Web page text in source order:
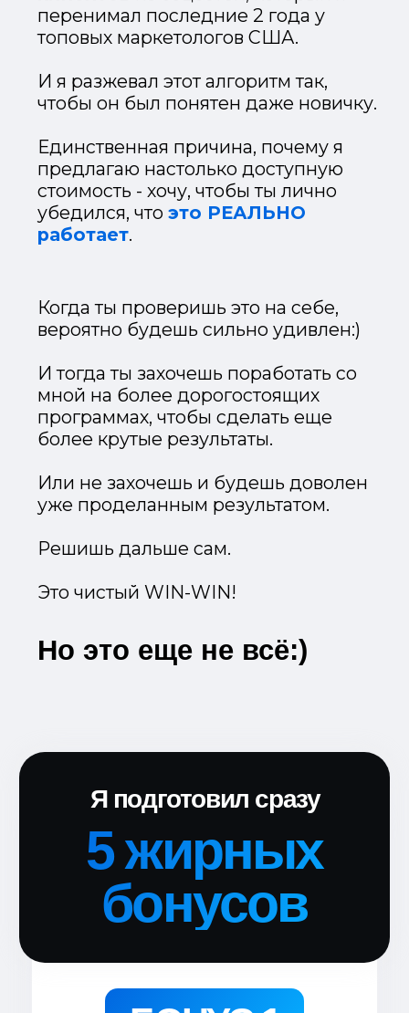
по Instagram, которые
помогут тебе в ведении и
продвижении
Быстрый монтаж
видео для Stories и
Reels
Научишься быстро и без
заморочек делать простой
роликов с телефона
БОНУС 3
идей для Reels
Список горячих идей для
Reels. Перестанешь ломать
голову о чем снимать Reels.
Открываешь документ,
выбираешь понравившиеся
идеи и записываешь ролики.